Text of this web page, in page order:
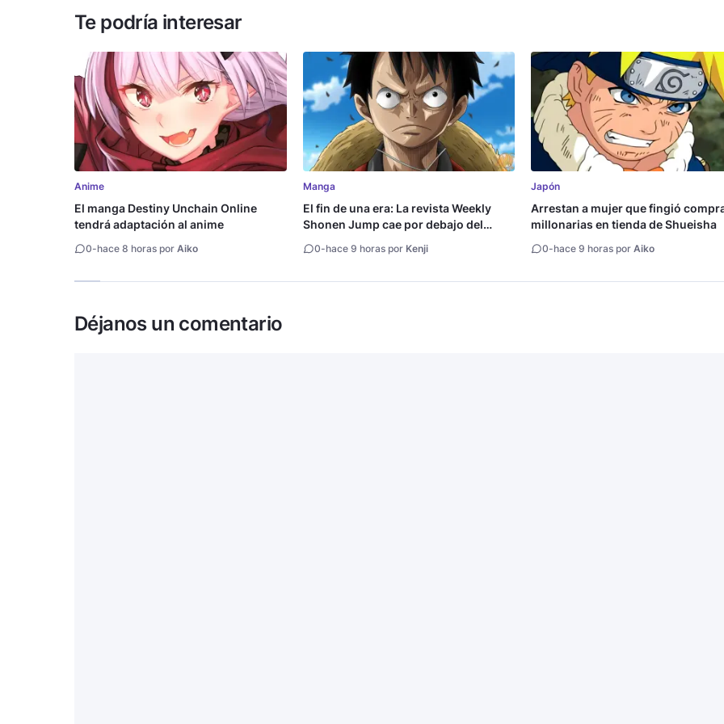
Te podría interesar
Anime
El manga Destiny Unchain Online
tendrá adaptación al anime
0-hace 8 horas por Aiko
Manga
El fin de una era: La revista Weekly
Shonen Jump cae por debajo del
0-hace 9 horas por Kenji
Japón
Arrestan a mujer que fingió
millonarias en tienda de Shueisha
0-hace 9 horas porAiko
Déjanos un comentario